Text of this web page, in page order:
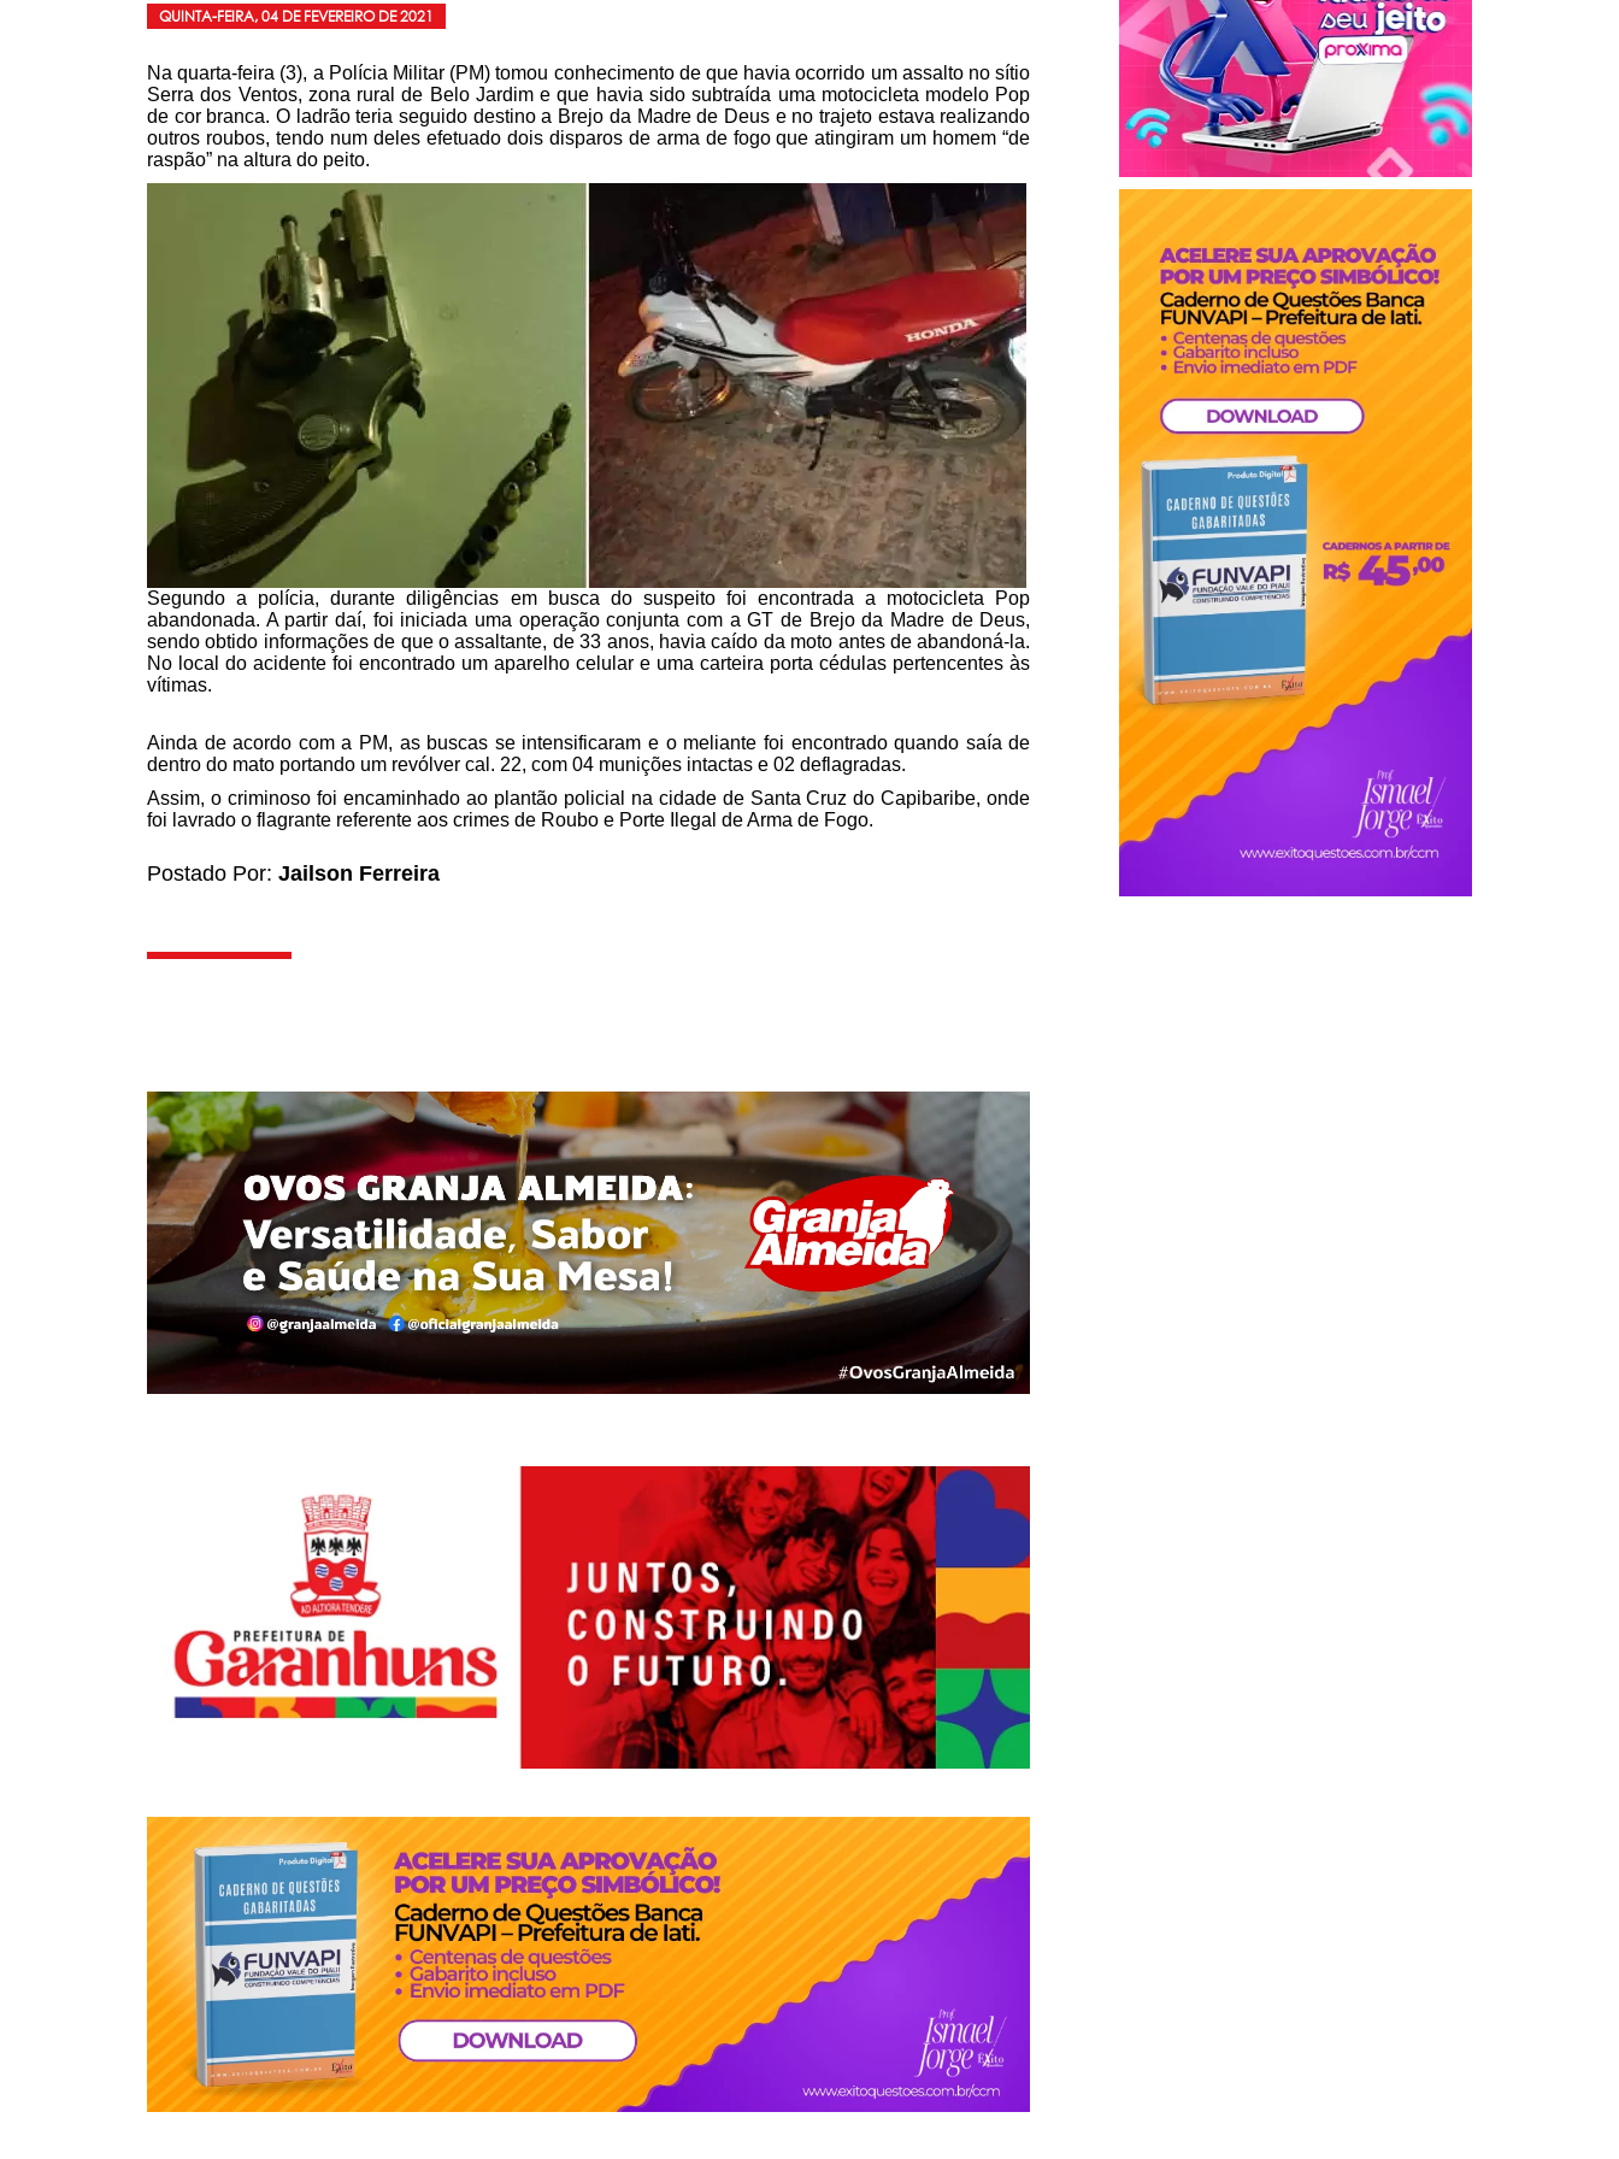
QUINTA-FEIRA, 04 DE FEVEREIRO DE 2021
Na quarta-feira (3), a Polícia Militar (PM) tomou conhecimento de que havia ocorrido um assalto no sítio
Serra dos Ventos, zona rural de Belo Jardim e que havia sido subtraída uma motocicleta modelo Pop
de cor branca. O ladrão teria seguido destino a Brejo da Madre de Deus e no trajeto estava realizando
outros roubos, tendo num deles efetuado dois disparos de arma de fogo que atingiram um homem “de
raspão” na altura do peito.
Segundo a polícia, durante diligências em busca do suspeito foi encontrada a motocicleta Pop
abandonada. A partir daí, foi iniciada uma operação conjunta com a GT de Brejo da Madre de Deus,
sendo obtido informações de que o assaltante, de 33 anos, havia caído da moto antes de abandoná-la.
No local do acidente foi encontrado um aparelho celular e uma carteira porta cédulas pertencentes às
vítimas.
Ainda de acordo com a PM, as buscas se intensificaram e o meliante foi encontrado quando saía de
dentro do mato portando um revólver cal. 22, com 04 munições intactas e 02 deflagradas.
Assim, o criminoso foi encaminhado ao plantão policial na cidade de Santa Cruz do Capibaribe, onde
foi lavrado o flagrante referente aos crimes de Roubo e Porte Ilegal de Arma de Fogo.
Postado Por: Jailson Ferreira